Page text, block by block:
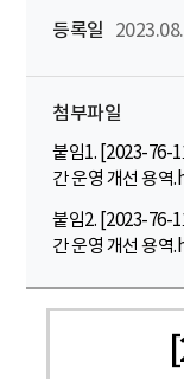
등록일
첨부파일
붙임1. [2023-76-
간 운영 개선 용역
붙임2. [2023-76-
간 운영 개선 용역